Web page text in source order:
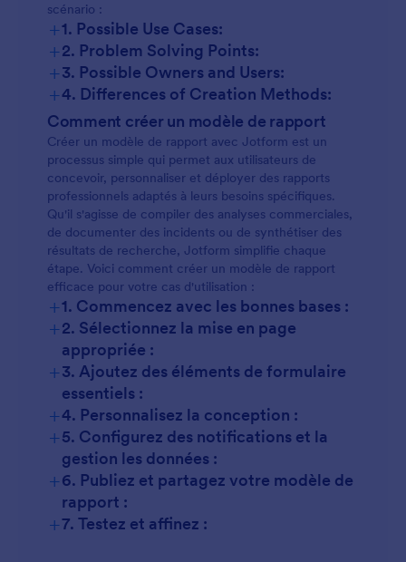
scénario :
+1. Possible Use Cases:
+2. Problem Solving Points:
+3. Possible Owners and Users:
+4. Differences of Creation Methods:
Comment créer un modèle de rapport
Créer un modèle de rapport avec Jotform est un
processus simple qui permet aux utilisateurs de
concevoir, personnaliser et déployer des rapports
professionnels adaptés à leurs besoins spécifiques.
Qu'il s'agisse de compiler des analyses commerciales,
de documenter des incidents ou de synthétiser des
résultats de recherche, Jotform simplifie chaque
étape. Voici comment créer un modèle de rapport
efficace pour votre cas d'utilisation :
+1. Commencez avec les bonnes bases :
+2. Sélectionnez la mise en page
appropriée :
+3. Ajoutez des éléments de formulaire
essentiels :
+4. Personnalisez la conception :
+5. Configurez des notifications et la
gestion les données :
+6. Publiez et partagez votre modèle de
rapport :
+7. Testez et affinez :